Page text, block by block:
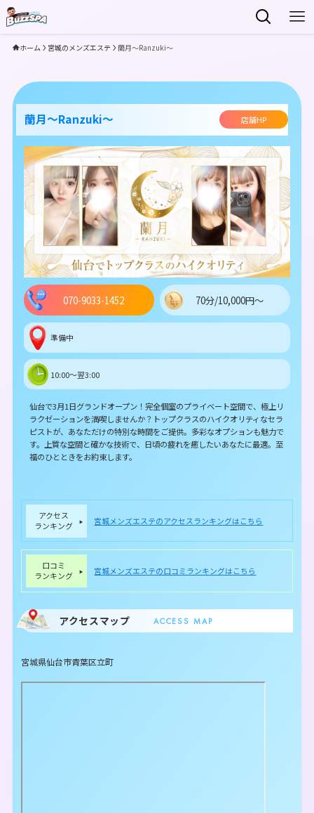
ホーム 宮城のメンズエステ 蘭月〜Ranzuki〜
蘭月〜Ranzuki〜 店舗HP
070-9033-1452 70分/10,000円～
準備中
10:00～翌3:00
仙台で3月1日グランドオープン！完全個室のプライベート空間で、極上リ
ラクゼーションを満喫しませんか？トップクラスのハイクオリティなセラ
ピストが、あなただけの特別な時間をご提供。多彩なオプションも魅力で
す。上質な空間と確かな技術で、日頃の疲れを癒したいあなたに最適。至
福のひとときをお約束します。
アクセス
ランキング
宮城メンズエステのアクセスランキングはこちら
口コミ
ランキング
宮城メンズエステの口コミランキングはこちら
アクセスマップ ACCESS MAP
宮城県仙台市青葉区立町